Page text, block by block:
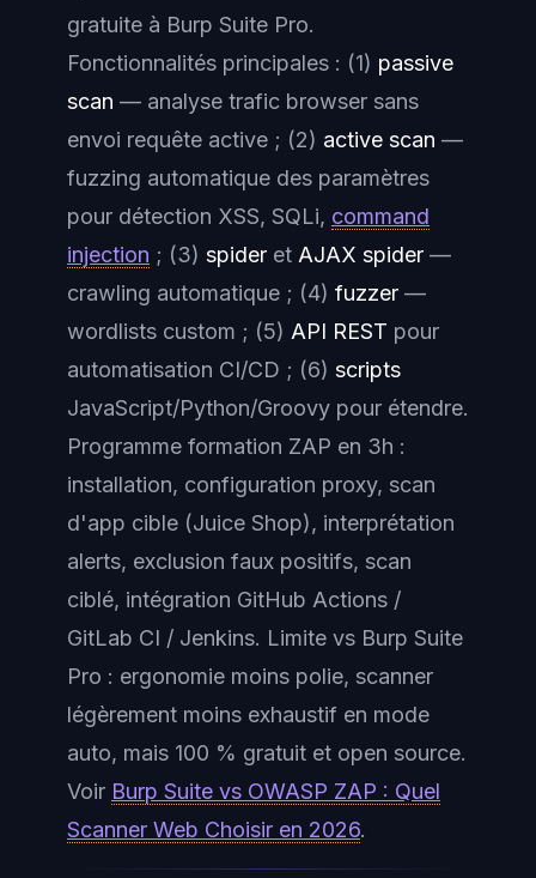
gratuite à Burp Suite Pro.
Fonctionnalités principales : (1) passive
scan — analyse trafic browser sans
envoi requête active ; (2) active scan —
fuzzing automatique des paramètres
pour détection XSS, SQLi, command
injection ; (3) spider et AJAX spider —
crawling automatique ; (4) fuzzer —
wordlists custom ; (5) API REST pour
automatisation CI/CD ; (6) scripts
JavaScript/Python/Groovy pour étendre.
Programme formation ZAP en 3h :
installation, configuration proxy, scan
d'app cible (Juice Shop), interprétation
alerts, exclusion faux positifs, scan
ciblé, intégration GitHub Actions /
GitLab CI / Jenkins. Limite vs Burp Suite
Pro : ergonomie moins polie, scanner
légèrement moins exhaustif en mode
auto, mais 100 % gratuit et open source.
Voir Burp Suite vs OWASP ZAP : Quel
Scanner Web Choisir en 2026.